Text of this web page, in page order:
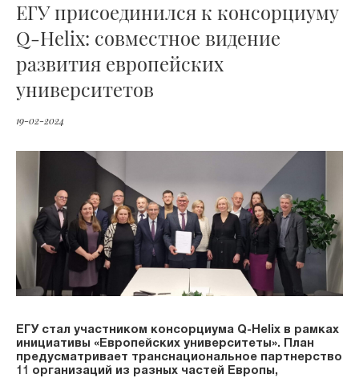
ЕГУ присоединился к консорциуму
Q-Helix: совместное видение
развития европейских
университетов
19-02-2024
ЕГУ стал участником консорциума Q-Helix в рамках
инициативы «Европейских университеты». План
предусматривает транснациональное партнерство
11 организаций из разных частей Европы,